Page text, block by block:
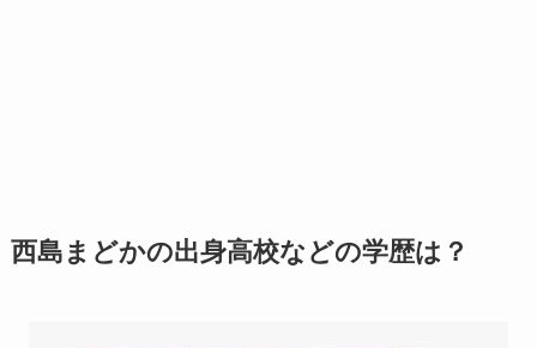
西島まどかの出身高校などの学歴は？